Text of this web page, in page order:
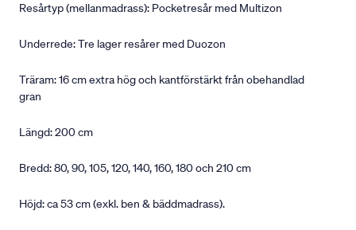
Resårtyp (mellanmadrass): Pocketresår med Multizon
Underrede: Tre lager resårer med Duozon
Träram: 16 cm extra hög och kantförstärkt från obehandlad
gran
Längd: 200 cm
Bredd: 80, 90, 105, 120, 140, 160, 180 och 210 cm
Höjd: ca 53 cm (exkl. ben & bäddmadrass).